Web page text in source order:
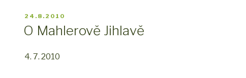
PUBLIKOVÁNO
24.8.2010
O Mahlerově Jihlavě
4. 7. 2010